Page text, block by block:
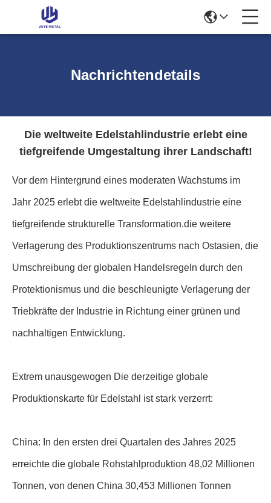
Nachrichtendetails
Die weltweite Edelstahlindustrie erlebt eine
tiefgreifende Umgestaltung ihrer Landschaft!
Vor dem Hintergrund eines moderaten Wachstums im
Jahr 2025 erlebt die weltweite Edelstahlindustrie eine
tiefgreifende strukturelle Transformation.die weitere
Verlagerung des Produktionszentrums nach Ostasien, die
Umschreibung der globalen Handelsregeln durch den
Protektionismus und die beschleunigte Verlagerung der
Triebkräfte der Industrie in Richtung einer grünen und
nachhaltigen Entwicklung.
Extrem unausgewogen Die derzeitige globale
Produktionskarte für Edelstahl ist stark verzerrt:
China: In den ersten drei Quartalen des Jahres 2025
erreichte die globale Rohstahlproduktion 48,02 Millionen
Tonnen, von denen China 30,453 Millionen Tonnen